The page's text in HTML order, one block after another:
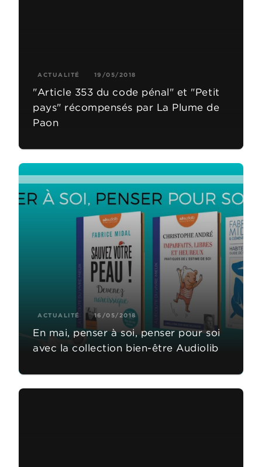
ACTUALITÉ 19/05/2018
"Article 353 du code pénal" et "Petit
pays" récompensés par La Plume de
Paon
ACTUALITÉ 16/05/2018
En mai, penser à soi, penser pour soi
avec la collection bien-être Audiolib